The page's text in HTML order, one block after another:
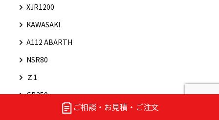
ご相談・お見積・ご注文
XJR1200
KAWASAKI
A112 ABARTH
NSR80
Ｚ1
GB250